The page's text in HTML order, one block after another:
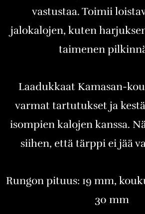
vastustaa. Toimii
jalokalojen, kuten
taimenen
Laadukkaat Kamasan-
varmat tartutukset ja
isompien kalojen kanssa.
siihen, että tärppi ei jää
Rungon pituus: 19 mm,
30 mm